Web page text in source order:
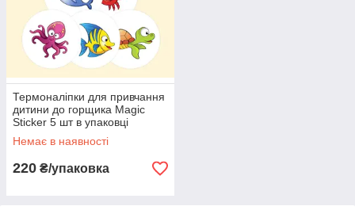
и отправят в самые короткие сроки.
Термоналіпки для привчання
дитини до горщика Magic
Sticker 5 шт в упаковці
Немає в наявності
220 ₴/упаковка